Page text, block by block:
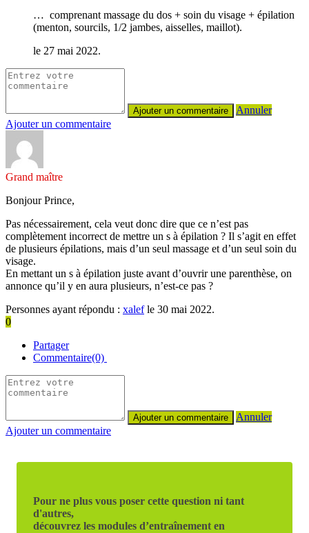
… comprenant massage du dos + soin du visage + épilation
(menton, sourcils, 1/2 jambes, aisselles, maillot).
le 27 mai 2022.
Annuler
Ajouter un commentaire
Grand maître
Bonjour Prince,
Pas nécessairement, cela veut donc dire que ce n’est pas
complètement incorrect de mettre un s à épilation ? Il s’agit en effet
de plusieurs épilations, mais d’un seul massage et d’un seul soin du
visage.
En mettant un s à épilation juste avant d’ouvrir une parenthèse, on
annonce qu’il y en aura plusieurs, n’est-ce pas ?
Personnes ayant répondu : xalefle 30 mai 2022.
0
Partager
Commentaire(0)
Annuler
Ajouter un commentaire
Pour ne plus vous poser cette question ni tant
d'autres,
découvrez les modules d’entraînement en